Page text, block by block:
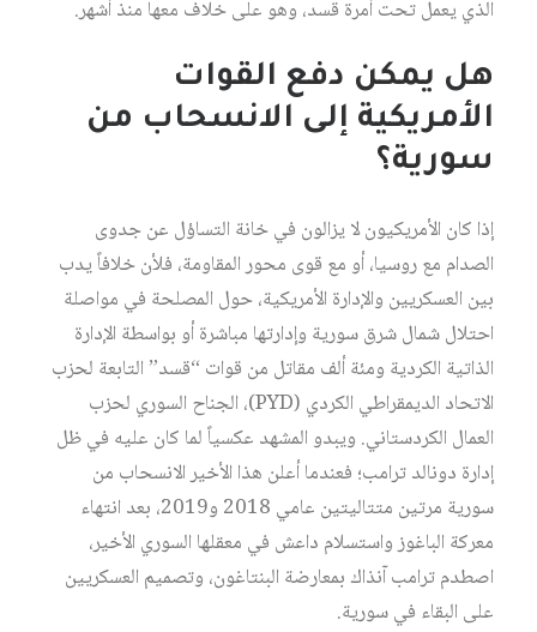
الذي يعمل تحت أمرة قسد، وهو على خلاف معها منذ أشهر.
هل يمكن دفع القوات
الأمريكية إلى الانسحاب من
سورية؟
إذا كان الأمريكيون لا يزالون في خانة التساؤل عن جدوى
الصدام مع روسيا، أو مع قوى محور المقاومة، فلأن خلافاً يدب
بين العسكريين والإدارة الأمريكية، حول المصلحة في مواصلة
احتلال شمال شرق سورية وإدارتها مباشرة أو بواسطة الإدارة
الذاتية الكردية ومئة ألف مقاتل من قوات “قسد” التابعة لحزب
الاتحاد الديمقراطي الكردي (PYD)، الجناح السوري لحزب
العمال الكردستاني. ويبدو المشهد عكسياً لما كان عليه في ظل
إدارة دونالد ترامب؛ فعندما أعلن هذا الأخير الانسحاب من
سورية مرتين متتاليتين عامي 2018 و2019، بعد انتهاء
معركة الباغوز واستسلام داعش في معقلها السوري الأخير،
اصطدم ترامب آنذاك بمعارضة البنتاغون، وتصميم العسكريين
على البقاء في سورية.